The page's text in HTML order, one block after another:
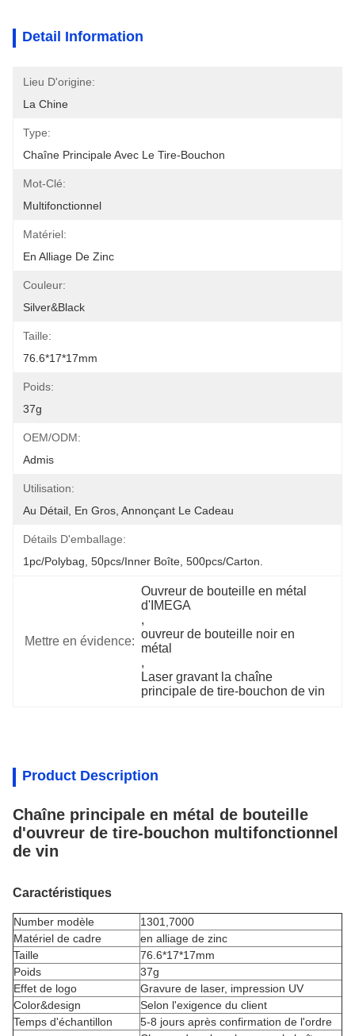
Detail Information
Lieu D'origine:
La Chine
Type:
Chaîne Principale Avec Le Tire-Bouchon
Mot-Clé:
Multifonctionnel
Matériel:
En Alliage De Zinc
Couleur:
Silver&black
Taille:
76.6*17*17mm
Poids:
37g
OEM/ODM:
Admis
Utilisation:
Au Détail, En Gros, Annonçant Le Cadeau
Détails D'emballage:
1pc/polybag, 50pcs/inner Boîte, 500pcs/carton.
Mettre en évidence:
Ouvreur de bouteille en métal
d'IMEGA
,
ouvreur de bouteille noir en
métal
,
Laser gravant la chaîne
principale de tire-bouchon de vin
Product Description
Chaîne principale en métal de bouteille
d'ouvreur de tire-bouchon multifonctionnel
de vin
Caractéristiques
Number modèle
1301,7000
Matériel de cadre
en alliage de zinc
Taille
76.6*17*17mm
Poids
37g
Effet de logo
Gravure de laser, impression UV
Color&design
Selon l'exigence du client
Temps d'échantillon
5-8 jours après confirmation de l'ordre